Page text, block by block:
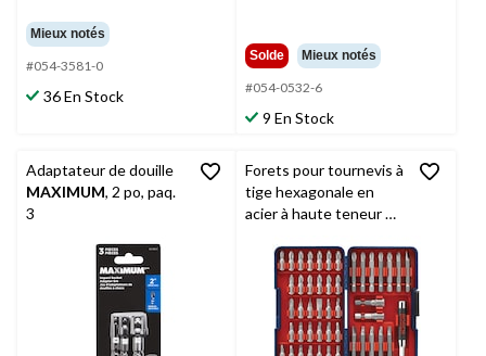
Mieux notés
#054-3581-0
36 En Stock
Solde Mieux notés
#054-0532-6
9 En Stock
Adaptateur de douille
MAXIMUM, 2 po, paq.
3
Forets pour tournevis à
tige hexagonale en
acier à haute teneur en
pièces